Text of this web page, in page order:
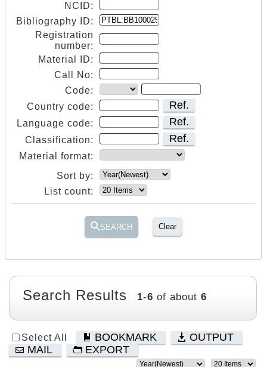
NCID:
Bibliography ID:
Registration
number:
Material ID:
Call No:
Code:
Country code:
Ref.
Language code: Ref.
Classification: Ref.
Material format:
Sort by:
List count:
SEARCH Clear
Search Results 1-6 of about 6
Select All BOOKMARK
OUTPUT
MAIL
EXPORT